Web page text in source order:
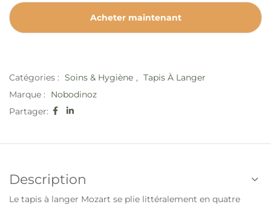
Acheter maintenant
Catégories : Soins & Hygiène , Tapis À Langer
Marque :
Nobodinoz
Partager:
Description
Le tapis à langer Mozart se plie littéralement en quatre